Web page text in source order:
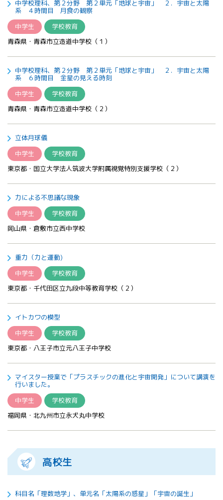
中学校理科、第２分野 第２単元「地球と宇宙」 ２．宇宙と太陽
系 ４時間目 月食の観察
中学生
学校教育
青森県・青森市立造道中学校（１）
中学校理科、第２分野 第２単元「地球と宇宙」 ２．宇宙と太陽
系 ６時間目 金星の見える時刻
中学生
学校教育
青森県・青森市立造道中学校（２）
立体月球儀
中学生
学校教育
東京都・国立大学法人筑波大学附属視覚特別支援学校（２）
力による不思議な現象
中学生
学校教育
岡山県・倉敷市立西中学校
重力（力と運動)
中学生
学校教育
東京都・千代田区立九段中等教育学校（２）
イトカワの模型
中学生
学校教育
東京都・八王子市立元八王子中学校
マイスター授業で「プラスチックの進化と宇宙開発」について講演を
行いました。
中学生
学校教育
福岡県・北九州市立永犬丸中学校
高校生
科目名「理数地学」、単元名「太陽系の惑星」「宇宙の誕生」